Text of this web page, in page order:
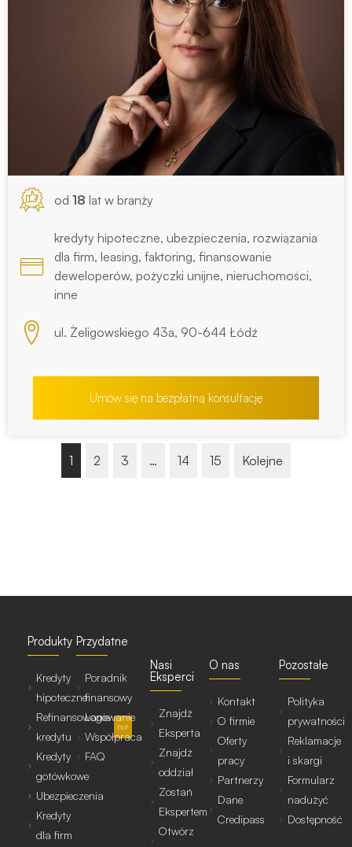
od 18 lat w branży
kredyty hipoteczne, ubezpieczenia, rozwiązania
dla firm, leasing, faktoring, finansowanie
deweloperów, pożyczki unijne, nieruchomości,
inne
ul. Żeligowskiego 43a, 90-644 Łódź
Umów się na bezpłatną konsultację
1 2 3 … 14 15 Kolejne
Produkty
Kredyty
hipoteczne
Refinansowanie
kredytu
hot
Kredyty
gotówkowe
Ubezpieczenia
Kredyty
dla firm
Przydatne
Poradnik
finansowy
Logowanie
Współpraca
FAQ
Nasi
Eksperci
Znajdź
Eksperta
Znajdź
oddział
Zostań
Ekspertem
Otwórz
O nas
Kontakt
O firmie
Oferty
pracy
Partnerzy
Dane
Credipass
Pozostałe
Polityka
prywatności
Reklamacje
i skargi
Formularz
nadużyć
Dostępność